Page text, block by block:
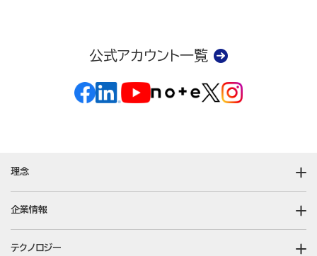
公式アカウント一覧
理念
企業情報
テクノロジー